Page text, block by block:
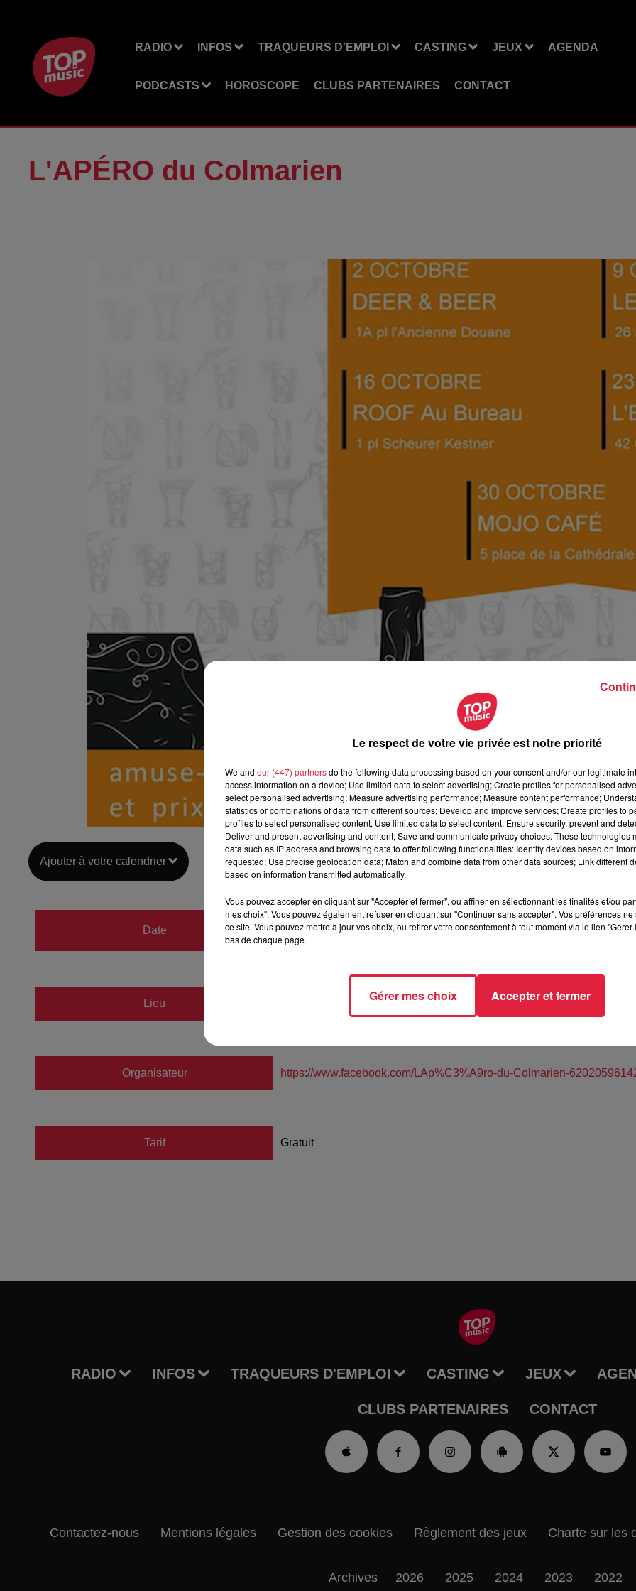
RADIO INFOS TRAQUEURS D'EMPLOI CASTING JEUX AGENDA
PODCASTS HOROSCOPE CLUBS PARTENAIRES CONTACT
L'APÉRO du Colmarien
Ajouter à votre calendrier
Date
du2 octobre 2019 à 0h00
au2 octobre 2019 à 0h00
Lieu
Organisateur https://www.facebook.com/LAp%C3%A9ro-du-Colmarien-
Tarif Gratuit
RADIO INFOS TRAQUEURS D'EMPLOI CASTING JEUX
CLUBS PARTENAIRES CONTACT
Contactez-nous Mentions légales Gestion des cookies Règlement des jeux Charte sur les
Archives 2026 2025 2024 2023 2022
Le respect de votre vie privée est notre priorité
We and our (447) partnersdo the following data processing based on your consent and/or our legitimate
access information on a device; Use limited data to select advertising; Create profiles for personalised
select personalised advertising; Measure advertising performance; Measure content performance;
statistics or combinations of data from different sources; Develop and improve services; Create profiles to
profiles to select personalised content; Use limited data to select content; Ensure security, prevent and
Deliver and present advertising and content; Save and communicate privacy choices. These technologies
data such as IP address and browsing data to offer following functionalities: Identify devices based on
requested; Use precise geolocation data; Match and combine data from other data sources; Link different
based on information transmitted automatically.
Vous pouvez accepter en cliquant sur "Accepter et fermer", ou affiner en sélectionnant les finalités et/ou
mes choix". Vous pouvez également refuser en cliquant sur "Continuer sans accepter". Vos préférences
ce site. Vous pouvez mettre à jour vos choix, ou retirer votre consentement à tout moment via le lien
bas de chaque page.
Gérer mes choix Accepter et fermer